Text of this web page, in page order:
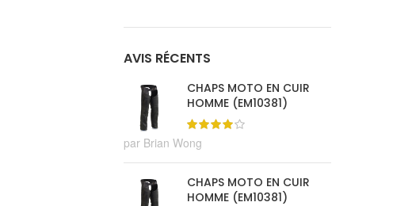
AVIS RÉCENTS
CHAPS MOTO EN CUIR
HOMME (EM10381)
par Brian Wong
CHAPS MOTO EN CUIR
HOMME (EM10381)